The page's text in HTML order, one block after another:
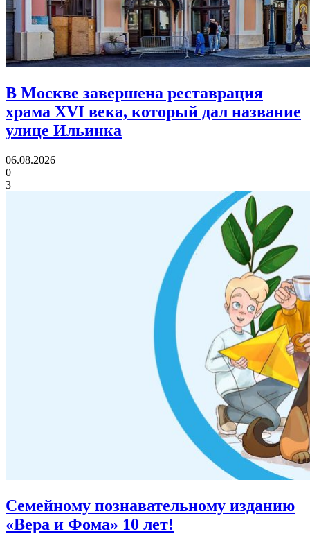
В Москве завершена реставрация
храма XVI века, который дал название
улице Ильинка
06.08.2026
0
3
Семейному познавательному изданию
«Вера и Фома» 10 лет!